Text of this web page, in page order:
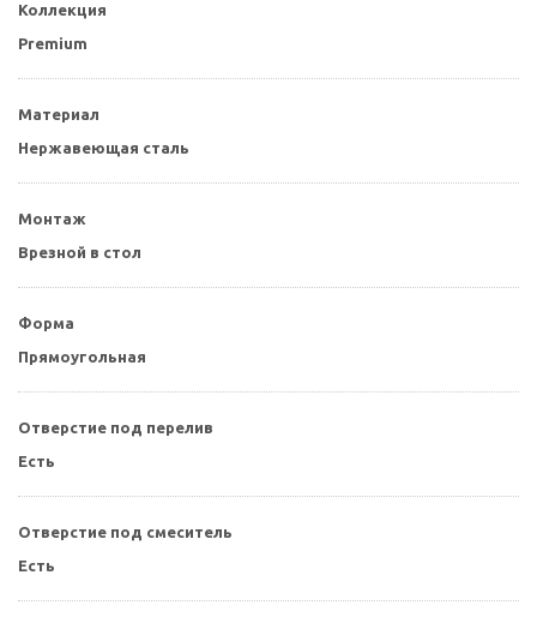
Коллекция
Premium
Материал
Нержавеющая сталь
Монтаж
Врезной в стол
Форма
Прямоугольная
Отверстие под перелив
Есть
Отверстие под смеситель
Есть